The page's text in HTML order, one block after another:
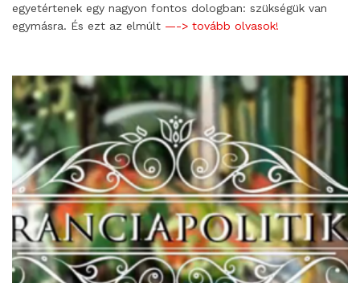
egyetértenek egy nagyon fontos dologban: szükségük van
egymásra. És ezt az elmúlt —-> tovább olvasok!